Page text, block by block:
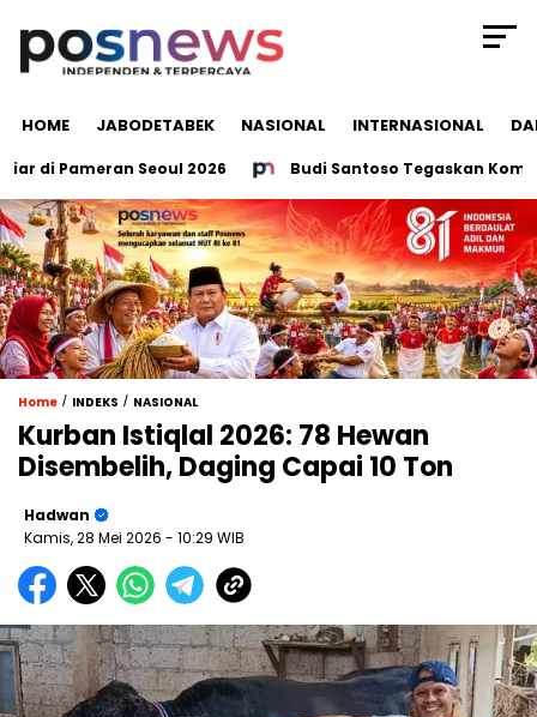
HOME JABODETABEK NASIONAL INTERNASIONAL
Pameran Seoul 2026 Budi Santoso Tegaskan
Home / INDEKS / NASIONAL
Kurban Istiqlal 2026: 78 Hewan
Disembelih, Daging Capai 10 Ton
Hadwan
Kamis, 28 Mei 2026 - 10:29 WIB